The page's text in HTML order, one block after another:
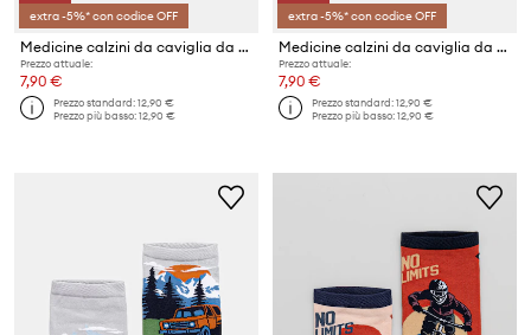
extra -5%* con codice OFF
Medicine calzini da caviglia da uomo in cotone pacco da 3
Prezzo attuale:
7,90 €
Prezzo standard:12,90 €
Prezzo più basso:12,90 €
extra -5%* con codice OFF
Medicine calzini da caviglia da uomo pacco da 3
Prezzo attuale:
7,90 €
Prezzo standard:12,90 €
Prezzo più basso:12,90 €